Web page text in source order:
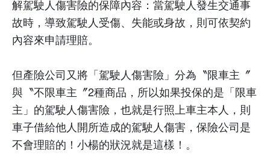
解駕駛人傷害險的保障內容：當駕駛人發生交通事
故時，導致駕駛人受傷、失能或身故，則可依契約
內容來申請理賠。
但產險公司又將「駕駛人傷害險」分為〝限車主〞
與〝不限車主〞2種商品，所以如果投保的是「限車
主」的駕駛人傷害險，也就是行照上車主本人，則
車子借給他人開所造成的駕駛人傷害，保險公司是
不會理賠的！小楊的狀況就是這樣！。